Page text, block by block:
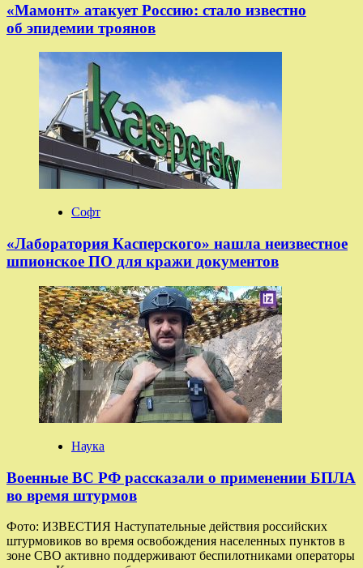
«Мамонт» атакует Россию: стало известно
об эпидемии троянов
Софт
«Лаборатория Касперского» нашла неизвестное
шпионское ПО для кражи документов
Наука
Военные ВС РФ рассказали о применении БПЛА
во время штурмов
Фото: ИЗВЕСТИЯ Наступательные действия российских
штурмовиков во время освобождения населенных пунктов в
зоне СВО активно поддерживают беспилотниками операторы